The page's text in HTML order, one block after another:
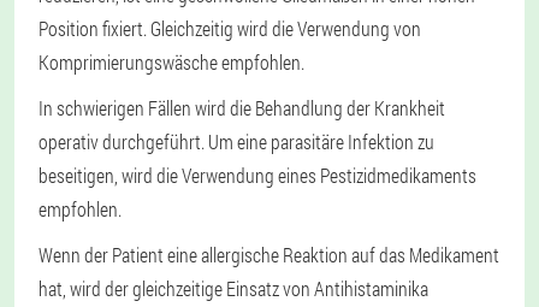
Position fixiert. Gleichzeitig wird die Verwendung von
Komprimierungswäsche empfohlen.
In schwierigen Fällen wird die Behandlung der Krankheit
operativ durchgeführt. Um eine parasitäre Infektion zu
beseitigen, wird die Verwendung eines Pestizidmedikaments
empfohlen.
Wenn der Patient eine allergische Reaktion auf das Medikament
hat, wird der gleichzeitige Einsatz von Antihistaminika